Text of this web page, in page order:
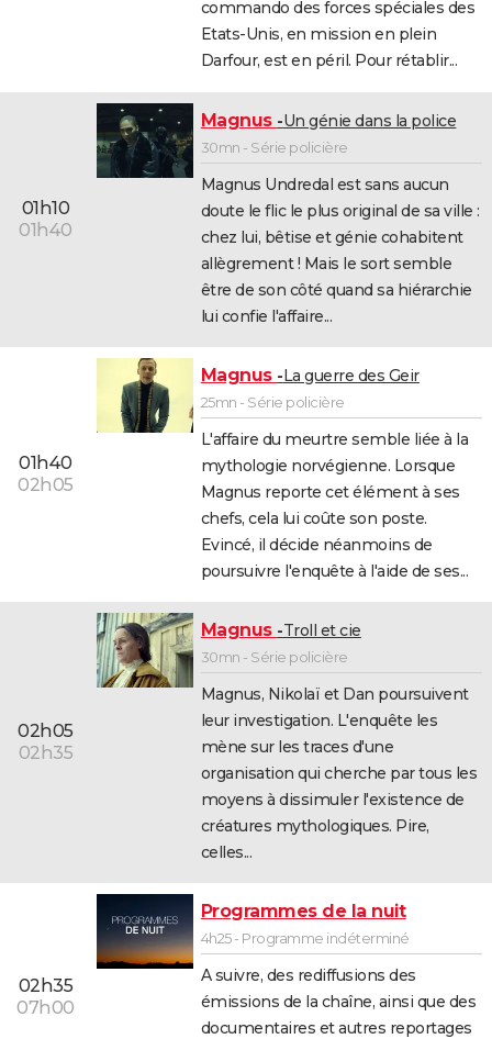
CARTE DE VOEUX
Carte de Noël
Carte Bonne année
Carte Saint-Valentin
Carte Pâques
Carte d'anniversaire
DICTIONNAIRE
commando des forces spéciales des
Etats-Unis, en mission en plein
Darfour, est en péril. Pour rétablir...
01h10
01h40
Magnus Un génie dans la police
30mn - Série policière
Magnus Undredal est sans aucun
doute le flic le plus original de sa ville :
chez lui, bêtise et génie cohabitent
allègrement ! Mais le sort semble
être de son côté quand sa hiérarchie
lui confie l'affaire...
01h40
02h05
Magnus La guerre des Geir
25mn - Série policière
L'affaire du meurtre semble liée à la
mythologie norvégienne. Lorsque
Magnus reporte cet élément à ses
chefs, cela lui coûte son poste.
Evincé, il décide néanmoins de
poursuivre l'enquête à l'aide de ses...
02h05
02h35
Magnus Troll et cie
30mn - Série policière
Magnus, Nikolaï et Dan poursuivent
leur investigation. L'enquête les
mène sur les traces d'une
organisation qui cherche par tous les
moyens à dissimuler l'existence de
créatures mythologiques. Pire,
celles...
02h35
07h00
Programmes de la nuit
4h25 - Programme indéterminé
A suivre, des rediffusions des
émissions de la chaîne, ainsi que des
documentaires et autres reportages